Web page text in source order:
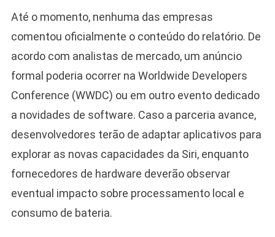
Até o momento, nenhuma das empresas
comentou oficialmente o conteúdo do relatório. De
acordo com analistas de mercado, um anúncio
formal poderia ocorrer na Worldwide Developers
Conference (WWDC) ou em outro evento dedicado
a novidades de software. Caso a parceria avance,
desenvolvedores terão de adaptar aplicativos para
explorar as novas capacidades da Siri, enquanto
fornecedores de hardware deverão observar
eventual impacto sobre processamento local e
consumo de bateria.